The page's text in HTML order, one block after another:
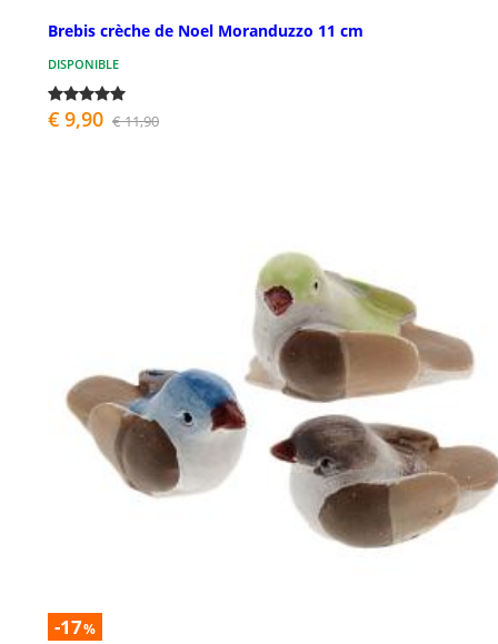
Brebis crèche de Noel Moranduzzo 11 cm
DISPONIBLE
€ 9,90 € 11,90
-17%